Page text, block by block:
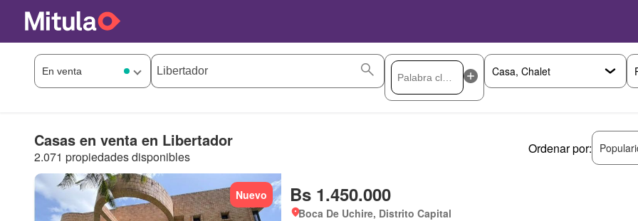
Casas en venta en Libertador
2.071 propiedades disponibles
Ordenar por:
Nuevo Bs 1.450.000
Boca De Uchire, Distrito Capital